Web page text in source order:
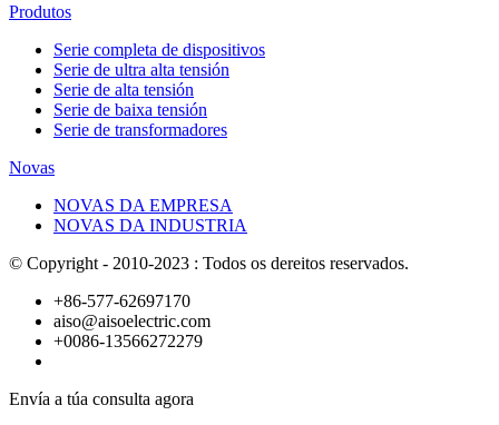
Produtos
Serie completa de dispositivos
Serie de ultra alta tensión
Serie de alta tensión
Serie de baixa tensión
Serie de transformadores
Novas
NOVAS DA EMPRESA
NOVAS DA INDUSTRIA
© Copyright - 2010-2023 : Todos os dereitos reservados.
+86-577-62697170
aiso@aisoelectric.com
+0086-13566272279
Envía a túa consulta agora